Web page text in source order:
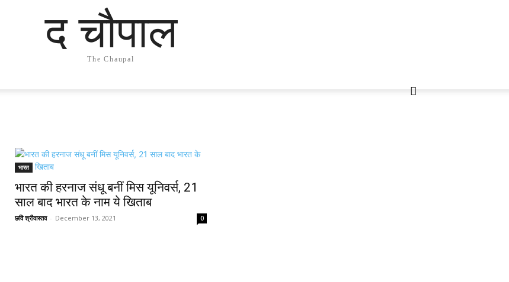
द चौपाल
The Chaupal
भारत
भारत की हरनाज संधू बनीं मिस यूनिवर्स, 21
साल बाद भारत के नाम ये खिताब
छवि श्रीवास्तव - December 13, 2021 0